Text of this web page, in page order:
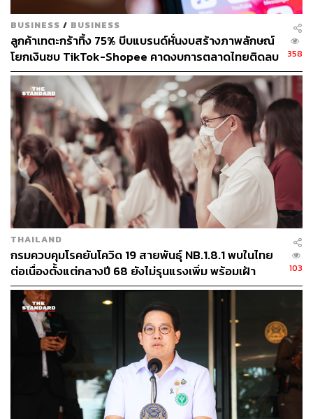
BUSINESS / BUSINESS
ลูกค้าเทตะกร้าทิ้ง 75% บีบแบรนด์หั่นงบสร้างภาพลักษณ์
โยกเงินซบ TikTok-Shopee คาดงบการตลาดไทยติดลบ
ครั้งแรกในรอบ 14 ปี
358
THAILAND
กรมควบคุมโรคยันโควิด 19 สายพันธุ์ NB.1.8.1 พบในไทย
ต่อเนื่องตั้งแต่กลางปี 68 ยังไม่รุนแรงเพิ่ม พร้อมเฝ้า
ระวัง-ติดตามใกล้ชิด
103